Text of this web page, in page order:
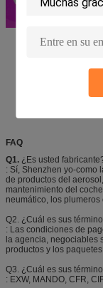
FAQ
Q1. ¿Es usted
: Sí, Shenzhen yo-como
de productos del
mantenimiento del
neumático, los
Q2. ¿Cuál es sus
: Las condiciones de
la agencia, negociables
productos y los
Q3. ¿Cuál es sus
: EXW, MANDO, CFR,